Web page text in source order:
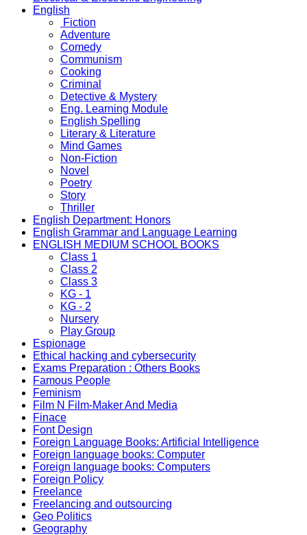
English
Fiction
Adventure
Comedy
Communism
Cooking
Criminal
Detective & Mystery
Eng. Learning Module
English Spelling
Literary & Literature
Mind Games
Non-Fiction
Novel
Poetry
Story
Thriller
English Department: Honors
English Grammar and Language Learning
ENGLISH MEDIUM SCHOOL BOOKS
Class 1
Class 2
Class 3
KG - 1
KG - 2
Nursery
Play Group
Espionage
Ethical hacking and cybersecurity
Exams Preparation : Others Books
Famous People
Feminism
Film N Film-Maker And Media
Finace
Font Design
Foreign Language Books: Artificial Intelligence
Foreign language books: Computer
Foreign language books: Computers
Foreign Policy
Freelance
Freelancing and outsourcing
Geo Politics
Geography